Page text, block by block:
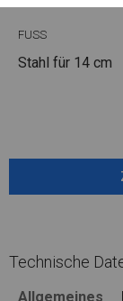
FUSS
Stahl für 14 cm
Technische
Allgemeines